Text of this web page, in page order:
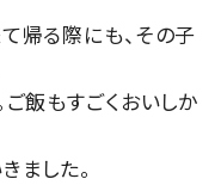
帰る際にも、その子
飯もすごくおいしか
ました。